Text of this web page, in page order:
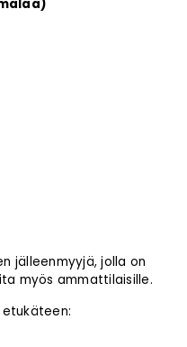
jälleenmyyjä, jolla on
myös ammattilaisille.